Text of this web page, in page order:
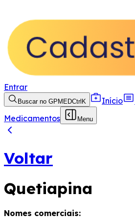
Entrar
Buscar no GPMEDCtrl K Início
Medicamentos
Menu
Voltar
Quetiapina
Nomes comerciais: